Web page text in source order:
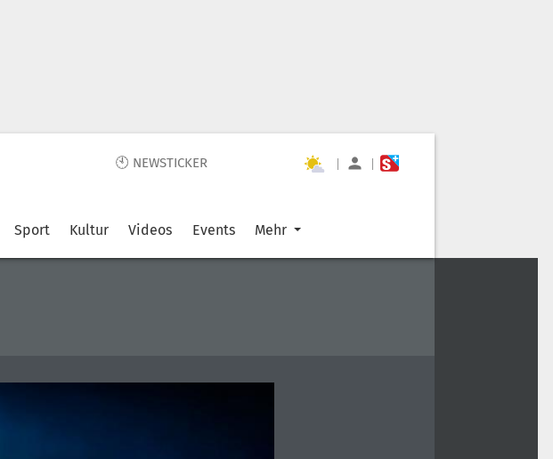
🕙 NEWSTICKER | |
Sport Kultur Videos Events Mehr